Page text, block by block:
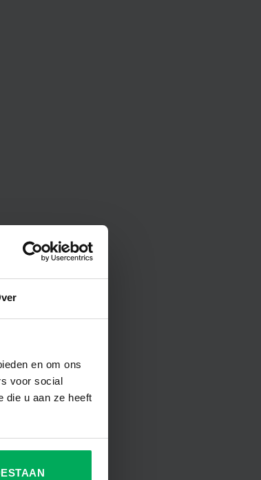
en om ons
voor social
die u aan ze heeft